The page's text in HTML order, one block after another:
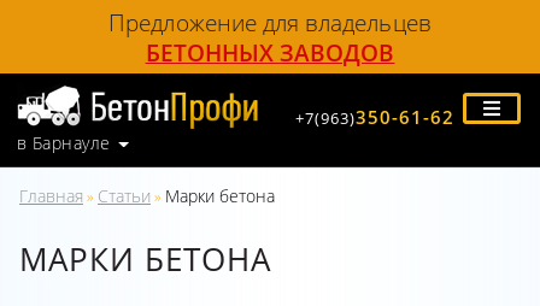
Предложение для владельцев
БЕТОННЫХ ЗАВОДОВ
в Барнауле
+7(963)350-61-62
Главная » Статьи » Марки бетона
МАРКИ БЕТОНА